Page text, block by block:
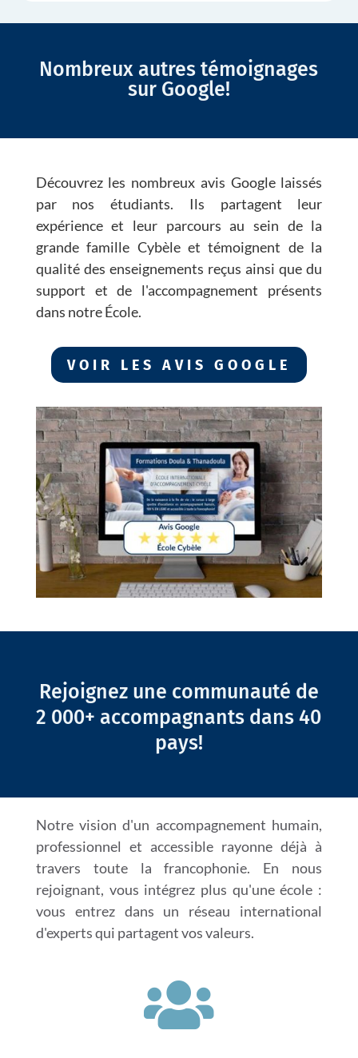
Nombreux autres témoignages
sur Google!
Découvrez les nombreux avis Google laissés
par nos étudiants. Ils partagent leur
expérience et leur parcours au sein de la
grande famille Cybèle et témoignent de la
qualité des enseignements reçus ainsi que du
support et de l'accompagnement présents
dans notre École.
VOIR LES AVIS GOOGLE
Rejoignez une communauté de
2 000+ accompagnants dans 40
pays!
Notre vision d'un accompagnement humain,
professionnel et accessible rayonne déjà à
travers toute la francophonie. En nous
rejoignant, vous intégrez plus qu'une école :
vous entrez dans un réseau international
d'experts qui partagent vos valeurs.
